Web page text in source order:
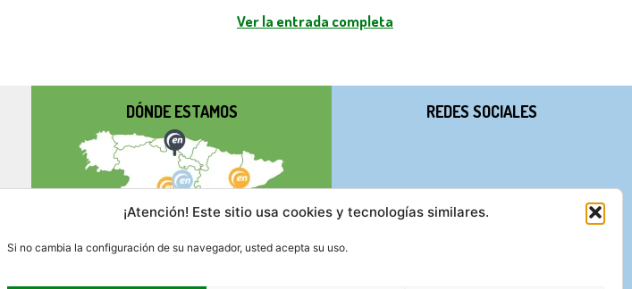
¡Atención! Este sitio usa cookies y tecnologías similares.
Si no cambia la configuración de su navegador, usted acepta su uso.
Ver la entrada completa
DÓNDE ESTAMOS REDES SOCIALES